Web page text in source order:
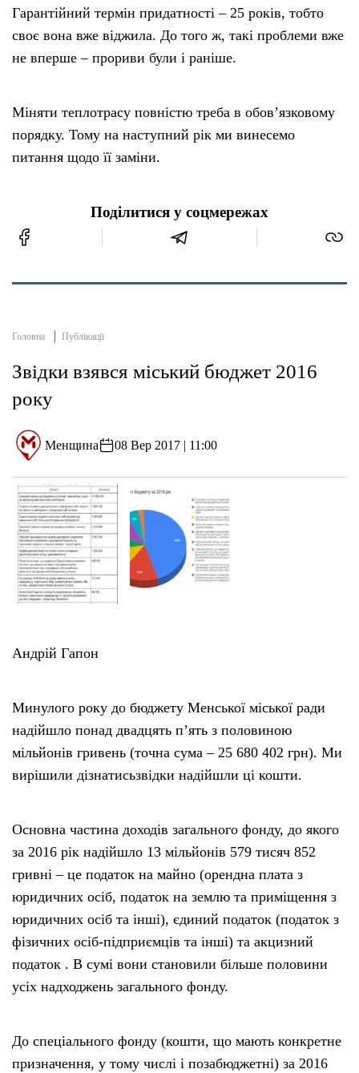
Гарантійний термін придатності – 25 років, тобто
своє вона вже віджила. До того ж, такі проблеми вже
не вперше – прориви були і раніше.
Міняти теплотрасу повністю треба в обов’язковому
порядку. Тому на наступний рік ми винесемо
питання щодо її заміни.
Поділитися у соцмережах
Головна Публікації
Звідки взявся міський бюджет 2016
року
Менщина 08 Вер 2017 | 11:00
Андрій Гапон
Минулого року до бюджету Менської міської ради
надійшло понад двадцять п’ять з половиною
мільйонів гривень (точна сума – 25 680 402 грн). Ми
вирішили дізнатисьзвідки надійшли ці кошти.
Основна частина доходів загального фонду, до якого
за 2016 рік надійшло 13 мільйонів 579 тисяч 852
гривні – це податок на майно (орендна плата з
юридичних осіб, податок на землю та приміщення з
юридичних осіб та інші), єдиний податок (податок з
фізичних осіб-підприємців та інші) та акцизний
податок . В сумі вони становили більше половини
усіх надходжень загального фонду.
До спеціального фонду (кошти, що мають конкретне
призначення, у тому числі і позабюджетні) за 2016